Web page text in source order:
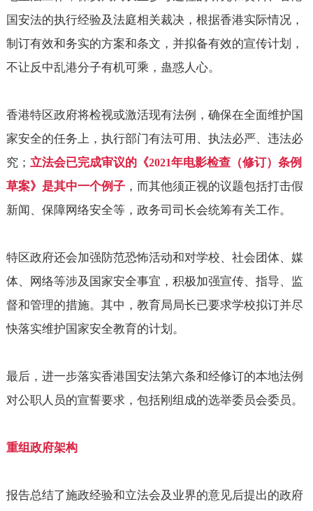
国安法的执行经验及法庭相关裁决，根据香港实际情况，
制订有效和务实的方案和条文，并拟备有效的宣传计划，
不让反中乱港分子有机可乘，蛊惑人心。
香港特区政府将检视或激活现有法例，确保在全面维护国
家安全的任务上，执行部门有法可用、执法必严、违法必
究； 立法会已完成审议的《2021年电影检查（修订）条例
草案》是其中一个例子，而其他须正视的议题包括打击假
新闻、保障网络安全等，政务司司长会统筹有关工作。
特区政府还会加强防范恐怖活动和对学校、社会团体、媒
体、网络等涉及国家安全事宜，积极加强宣传、指导、监
督和管理的措施。其中，教育局局长已要求学校拟订并尽
快落实维护国家安全教育的计划。
最后，进一步落实香港国安法第六条和经修订的本地法例
对公职人员的宣誓要求，包括刚组成的选举委员会委员。
重组政府架构
报告总结了施政经验和立法会及业界的意见后提出的政府